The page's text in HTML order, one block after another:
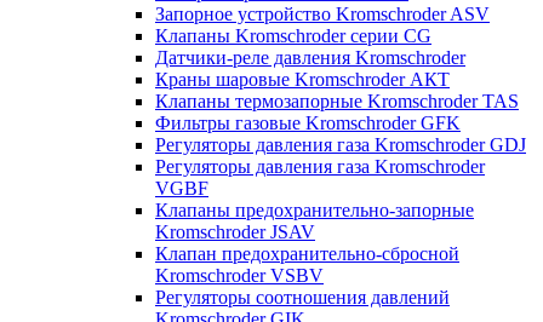
Запорное устройство Kromschroder ASV
Клапаны Kromschroder серии CG
Датчики-реле давления Kromschroder
Краны шаровые Kromschroder АКТ
Клапаны термозапорные Kromschroder TAS
Фильтры газовые Kromschroder GFK
Регуляторы давления газа Kromschroder GDJ
Регуляторы давления газа Kromschroder
VGBF
Клапаны предохранительно-запорные
Kromschroder JSAV
Клапан предохранительно-сбросной
Kromschroder VSBV
Регуляторы соотношения давлений